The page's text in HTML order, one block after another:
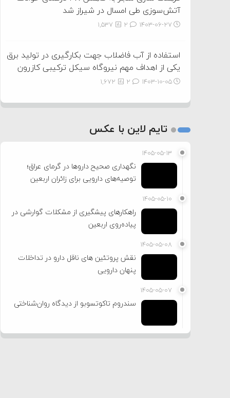
آتش‌سوزی طی امسال در شیراز شد
۱۴۰۳-۰۶-۲۷ 1,537
استفاده از آب فاضلاب جهت بکارگیری در تولید برق
یکی از اهداف مهم نیروگاه سیکل ترکیبی کازرون
۱۴۰۳-۱۰-۰۵ 1,672
تایم لاین با عکس
۱۴۰۵-۰۵-۱۳
نگهداری صحیح داروها در گرمای عراق؛
توصیه‌های دارویی برای زائران اربعین
۱۴۰۵-۰۵-۱۰
راهکارهای پیشگیری از مشکلات گوارشی در
پیاده‌روی اربعین
۱۴۰۵-۰۵-۰۸
نقش پروتئین های ناقل دارو در تداخلات
پنهان دارویی
۱۴۰۵-۰۵-۰۷
سندروم تاکوتسوبو از دیدگاه روان‌شناختی